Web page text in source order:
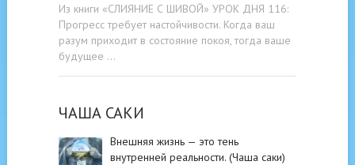
Из книги «СЛИЯНИЕ С ШИВОЙ» УРОК ДНЯ 116:
Прогресс требует настойчивости. Когда ваш
разум приходит в состояние покоя, тогда ваше
будущее …
ЧАША САКИ
Внешняя жизнь — это тень
внутренней реальности. (Чаша саки)